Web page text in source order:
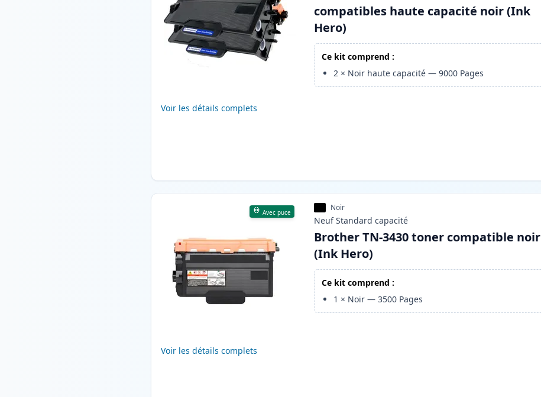
Voir les détails complets
compatibles haute capacité noir (Ink
Hero)
Ce kit comprend :
2 × Noir haute capacité —9000 Pages
Avec puce
Voir les détails complets
Noir
Neuf Standard capacité
Brother TN-3430 toner compatible noir
(Ink Hero)
Ce kit comprend :
1 × Noir —3500 Pages